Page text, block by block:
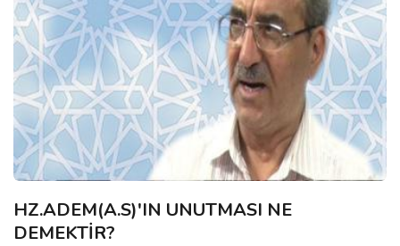
HZ.ADEM(A.S)'IN UNUTMASI NE
DEMEKTİR?